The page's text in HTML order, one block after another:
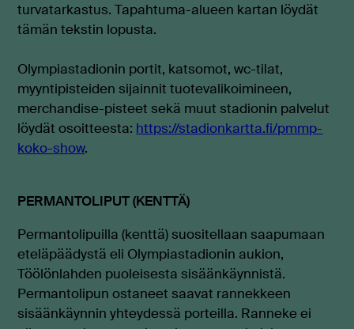
turvatarkastus. Tapahtuma-alueen kartan löydät
tämän tekstin lopusta.
Olympiastadionin portit, katsomot, wc-tilat,
myyntipisteiden sijainnit tuotevalikoimineen,
merchandise-pisteet sekä muut stadionin palvelut
löydät osoitteesta: https://stadionkartta.fi/pmmp-
koko-show.
PERMANTOLIPUT (KENTTÄ)
Permantolipuilla (kenttä) suositellaan saapumaan
eteläpäädystä eli Olympiastadionin aukion,
Töölönlahden puoleisesta sisäänkäynnistä.
Permantolipun ostaneet saavat rannekkeen
sisäänkäynnin yhteydessä porteilla. Ranneke ei